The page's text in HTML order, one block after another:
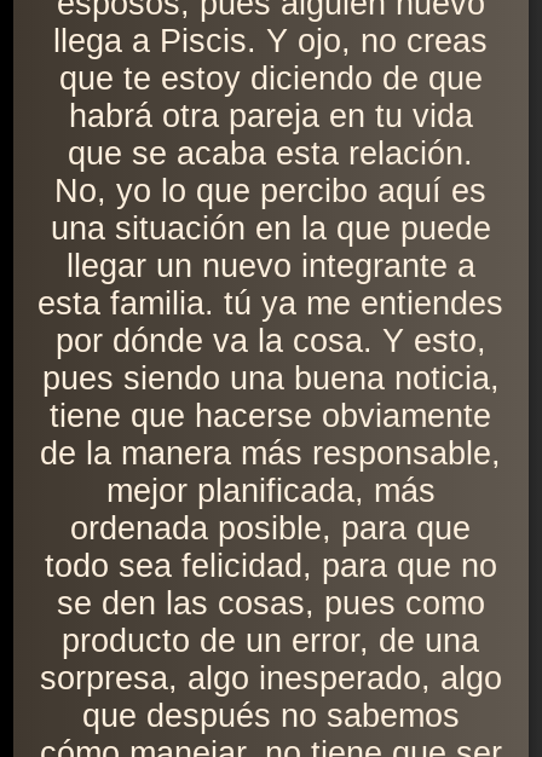
llega a Piscis. Y ojo, no creas
que te estoy diciendo de que
habrá otra pareja en tu vida
que se acaba esta relación.
No, yo lo que percibo aquí es
una situación en la que puede
llegar un nuevo integrante a
esta familia. tú ya me entiendes
por dónde va la cosa. Y esto,
pues siendo una buena noticia,
tiene que hacerse obviamente
de la manera más responsable,
mejor planificada, más
ordenada posible, para que
todo sea felicidad, para que no
se den las cosas, pues como
producto de un error, de una
sorpresa, algo inesperado, algo
que después no sabemos